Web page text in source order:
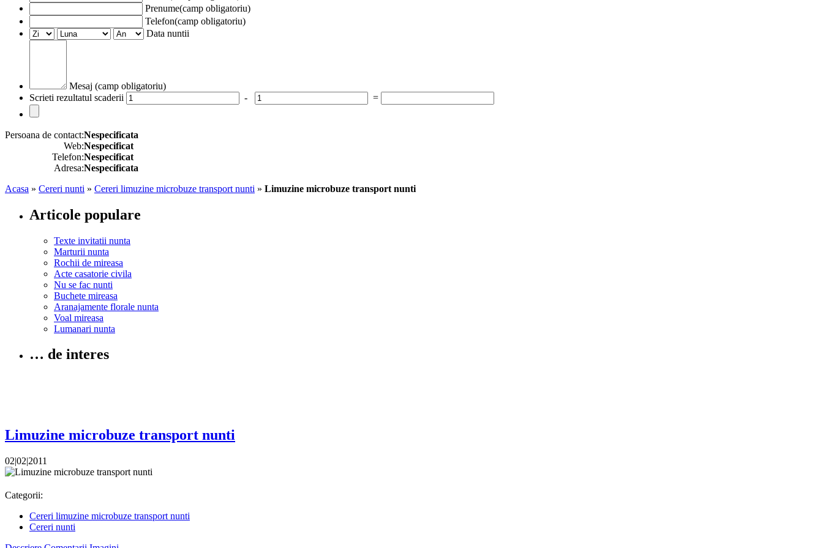
Prenume(camp obligatoriu)
Telefon(camp obligatoriu)
Data nuntii
Mesaj (camp obligatoriu)
Scrieti rezultatul scaderii
- =
Persoana de contact:Nespecificata
Web:Nespecificat
Telefon:Nespecificat
Adresa:Nespecificata
Acasa » Cereri nunti » Cereri limuzine microbuze transport nunti » Limuzine microbuze transport nunti
Articole populare
Texte invitatii nunta
Marturii nunta
Rochii de mireasa
Acte casatorie civila
Nu se fac nunti
Buchete mireasa
Aranajamente florale nunta
Voal mireasa
Lumanari nunta
… de interes
Limuzine microbuze transport nunti
02|02|2011
Categorii:
Cereri limuzine microbuze transport nunti
Cereri nunti